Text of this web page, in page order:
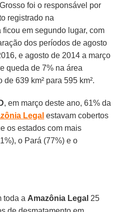
foi o responsável por
registrado na
ficou em segundo lugar, com
dos períodos de agosto
e agosto de 2014 a março
queda de 7% na área
639 km² para 595 km².
, em março deste ano, 61% da
Legal estavam cobertos
os estados com mais
o Pará (77%) e o
toda a Amazônia Legal 25